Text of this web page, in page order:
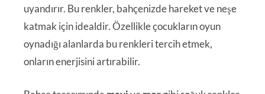
uyandırır. Bu renkler, bahçenizde hareket ve neşe
katmak için idealdir. Özellikle çocukların oyun
oynadığı alanlarda bu renkleri tercih etmek,
onların enerjisini artırabilir.